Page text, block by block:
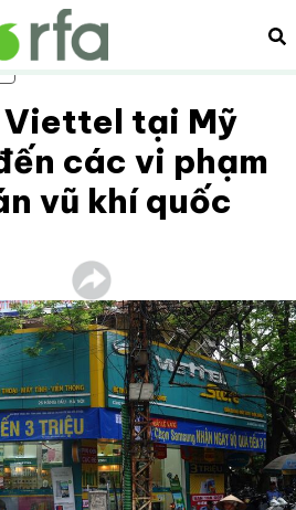
Viettel tại Mỹ
các vi phạm
vũ khí quốc